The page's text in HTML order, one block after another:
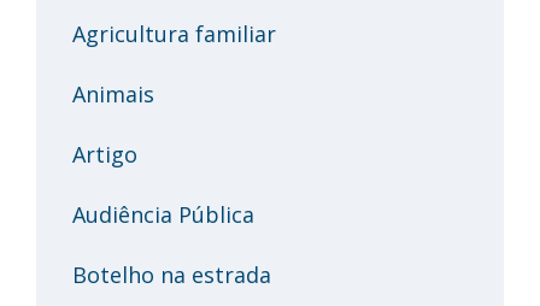
Agricultura familiar
Animais
Artigo
Audiência Pública
Botelho na estrada